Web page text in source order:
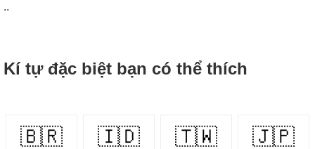
..
Kí tự đặc biệt bạn có thể thích
🇧🇷 🇮🇩 🇹🇼 🇯🇵